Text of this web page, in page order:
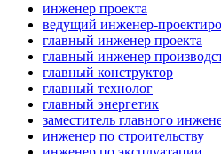
инженер проекта
ведущий инженер-
главный инженер проекта
главный инженер
главный конструктор
главный технолог
главный энергетик
заместитель главного
инженер по строительству